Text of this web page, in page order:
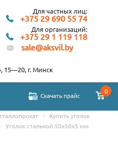
Для частных лиц:
+375 29 690 55 74
Для организаций:
+375 29 1 119 118
sale@aksvil.by
Скачать прайс
0
15—20, г. Минск
-
Купить уголок
Уголок стальной 50х50х5 мм